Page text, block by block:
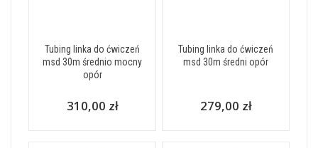
Tubing linka do ćwiczeń
msd 30m średnio mocny
opór
310,00 zł
Tubing linka do ćwiczeń
msd 30m średni opór
279,00 zł